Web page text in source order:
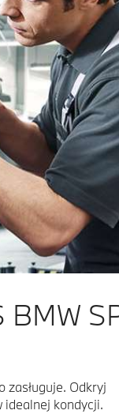
zasługuje. Odkryj
idealnej kondycji.